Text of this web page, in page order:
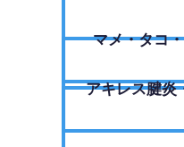
マメ・タコ
アキレス腱炎